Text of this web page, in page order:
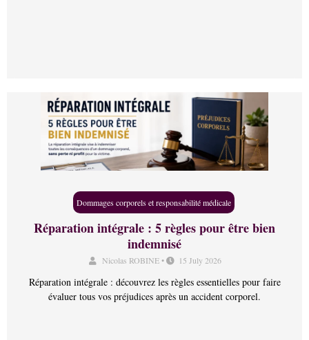
Dommages corporels et responsabilité médicale
Réparation intégrale : 5 règles pour être bien
indemnisé
Nicolas ROBINE• 15 July 2026
Réparation intégrale : découvrez les règles essentielles pour faire
évaluer tous vos préjudices après un accident corporel.